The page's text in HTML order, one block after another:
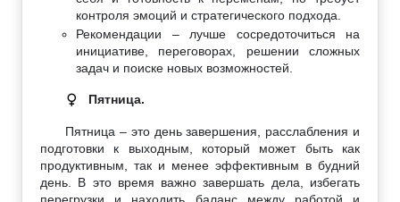
контроля эмоций и стратегического подхода.
Рекомендации – лучше сосредоточиться на
инициативе, переговорах, решении сложных
задач и поиске новых возможностей.
♀ Пятница.
Пятница – это день завершения, расслабления и
подготовки к выходным, который может быть как
продуктивным, так и менее эффективным в будний
день. В это время важно завершать дела, избегать
перегрузки и находить баланс между работой и